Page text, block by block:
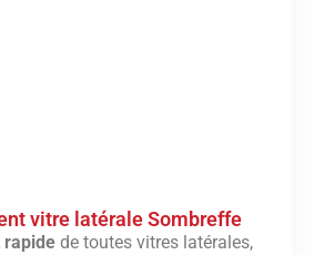
vitre latérale Sombreffe
rapidede toutes vitres latérales,